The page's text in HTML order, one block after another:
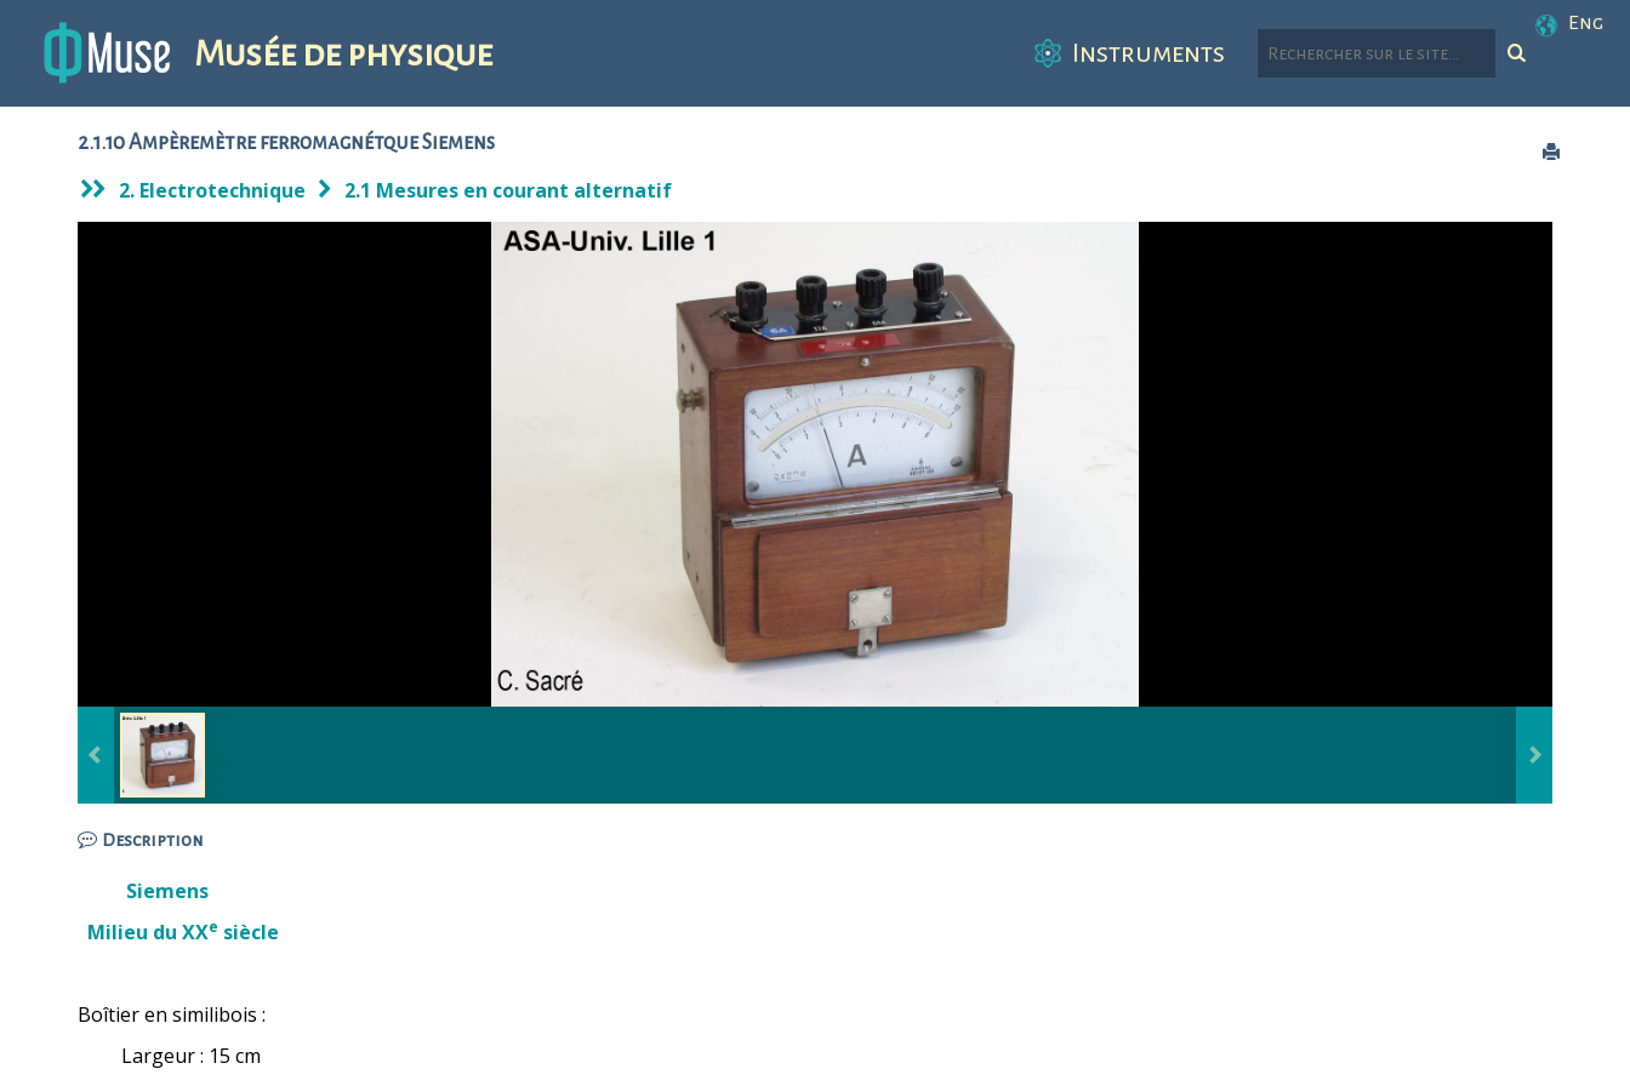
Musée de physique Instruments
Eng
2.1.10 Ampèremètre ferromagnétque Siemens
2. Electrotechnique 2.1 Mesures en courant alternatif
Description
Siemens
Milieu du XXe siècle
Boîtier en similibois :
Largeur : 15 cm